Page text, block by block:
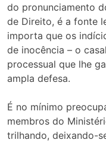
do pronunciamento
de Direito, é a fonte
importa que os
de inocência – o
processual que lhe
ampla defesa.
É no mínimo
membros do
trilhando, deixando-